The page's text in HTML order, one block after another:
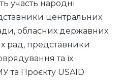
участь народні
центральних
обласних державних
рад, представники
та їх
та Проєкту USAID